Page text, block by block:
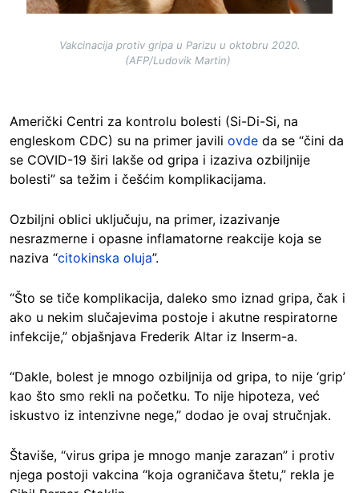
Vakcinacija protiv gripa u Parizu u oktobru 2020.
(AFP/Ludovik Martin)
Američki Centri za kontrolu bolesti (Si-Di-Si, na
engleskom CDC) su na primer javili ovde da se “čini da
se COVID-19 širi lakše od gripa i izaziva ozbiljnije
bolesti” sa težim i češćim komplikacijama.
Ozbiljni oblici uključuju, na primer, izazivanje
nesrazmerne i opasne inflamatorne reakcije koja se
naziva “citokinska oluja”.
“Što se tiče komplikacija, daleko smo iznad gripa, čak i
ako u nekim slučajevima postoje i akutne respiratorne
infekcije,” objašnjava Frederik Altar iz Inserm-a.
“Dakle, bolest je mnogo ozbiljnija od gripa, to nije ‘grip’
kao što smo rekli na početku. To nije hipoteza, već
iskustvo iz intenzivne nege,” dodao je ovaj stručnjak.
Štaviše, “virus gripa je mnogo manje zarazan” i protiv
njega postoji vakcina “koja ograničava štetu,” rekla je